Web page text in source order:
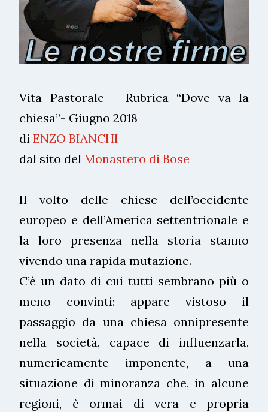
Vita Pastorale - Rubrica “Dove va la
chiesa”- Giugno 2018
di ENZO BIANCHI
dal sito del Monastero di Bose
Il volto delle chiese dell’occidente
europeo e dell’America settentrionale e
la loro presenza nella storia stanno
vivendo una rapida mutazione.
C’è un dato di cui tutti sembrano più o
meno convinti: appare vistoso il
passaggio da una chiesa onnipresente
nella società, capace di influenzarla,
numericamente imponente, a una
situazione di minoranza che, in alcune
regioni, è ormai di vera e propria